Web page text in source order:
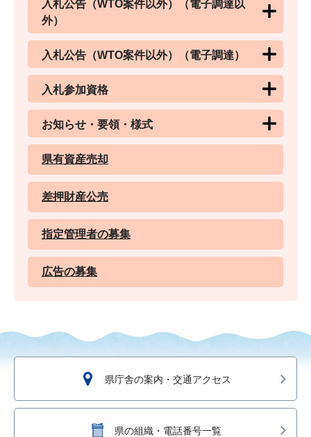
入札公告（WTO案件以外）（電子調達以
外）
入札公告（WTO案件以外）（電子調達）
入札参加資格
お知らせ・要領・様式
県有資産売却
差押財産公売
指定管理者の募集
広告の募集
県庁舎の案内・交通アクセス
県の組織・電話番号一覧